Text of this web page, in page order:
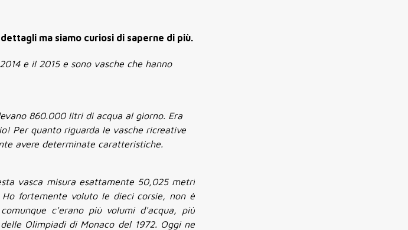
ma siamo curiosi di saperne di più.
e il 2015 e sono vasche che hanno
860.000 litri di acqua al giorno. Era
Per quanto riguarda le vasche ricreative
avere determinate caratteristiche.
vasca misura esattamente 50,025 metri
fortemente voluto le dieci corsie, non è
c'erano più volumi d'acqua, più
Olimpiadi di Monaco del 1972. Oggi ne